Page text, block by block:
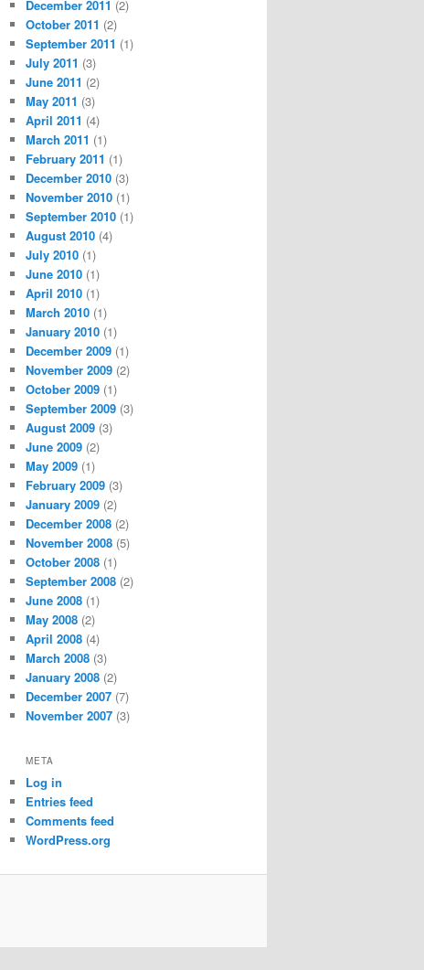
December 2011 (2)
October 2011 (2)
September 2011 (1)
July 2011 (3)
June 2011 (2)
May 2011 (3)
April 2011 (4)
March 2011 (1)
February 2011 (1)
December 2010 (3)
November 2010 (1)
September 2010 (1)
August 2010 (4)
July 2010 (1)
June 2010 (1)
April 2010 (1)
March 2010 (1)
January 2010 (1)
December 2009 (1)
November 2009 (2)
October 2009 (1)
September 2009 (3)
August 2009 (3)
June 2009 (2)
May 2009 (1)
February 2009 (3)
January 2009 (2)
December 2008 (2)
November 2008 (5)
October 2008 (1)
September 2008 (2)
June 2008 (1)
May 2008 (2)
April 2008 (4)
March 2008 (3)
January 2008 (2)
December 2007 (7)
November 2007 (3)
META
Log in
Entries feed
Comments feed
WordPress.org